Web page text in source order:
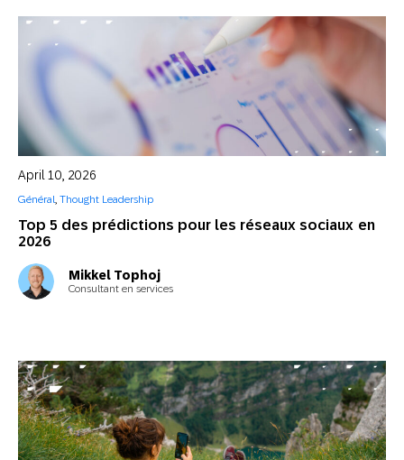
Top 5 des prédictions pour les réseaux sociaux en
2026
April 10, 2026
Général, Thought Leadership
Mikkel Tophoj
Consultant en services